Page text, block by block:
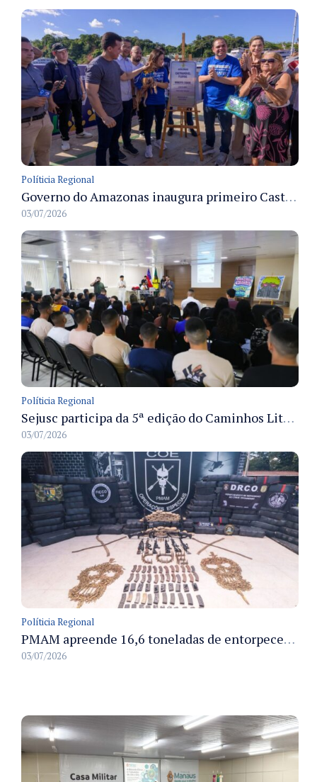
Políticia Regional
Governo do Amazonas inaugura primeiro Castramóvel Fluvial para atendimento veterinário às comunidades ribeirinhas e castração gratuita
03/07/2026
Políticia Regional
Sejusc participa da 5ª edição do Caminhos Literários com foco na cultura hip-hop nas unidades socioeducativas
03/07/2026
Políticia Regional
PMAM apreende 16,6 toneladas de entorpecentes e registra aumento nas prisões em flagrante e nas capturas de foragidos no primeiro semestre de 2026
03/07/2026